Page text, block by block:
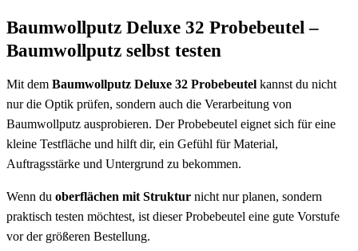
Baumwollputz Deluxe 32 Probebeutel –
Baumwollputz selbst testen
Mit dem Baumwollputz Deluxe 32 Probebeutel kannst du nicht
nur die Optik prüfen, sondern auch die Verarbeitung von
Baumwollputz ausprobieren. Der Probebeutel eignet sich für eine
kleine Testfläche und hilft dir, ein Gefühl für Material,
Auftragsstärke und Untergrund zu bekommen.
Wenn du oberflächen mit Struktur nicht nur planen, sondern
praktisch testen möchtest, ist dieser Probebeutel eine gute Vorstufe
vor der größeren Bestellung.